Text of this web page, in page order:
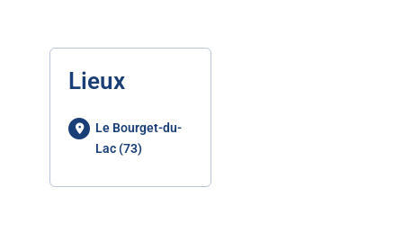
Lieux
Le Bourget-du-
Lac (73)